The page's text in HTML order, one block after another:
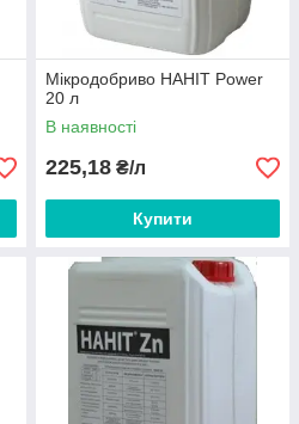
Мікродобриво НАНІТ Power
20 л
В наявності
225,18 ₴/л
Купити